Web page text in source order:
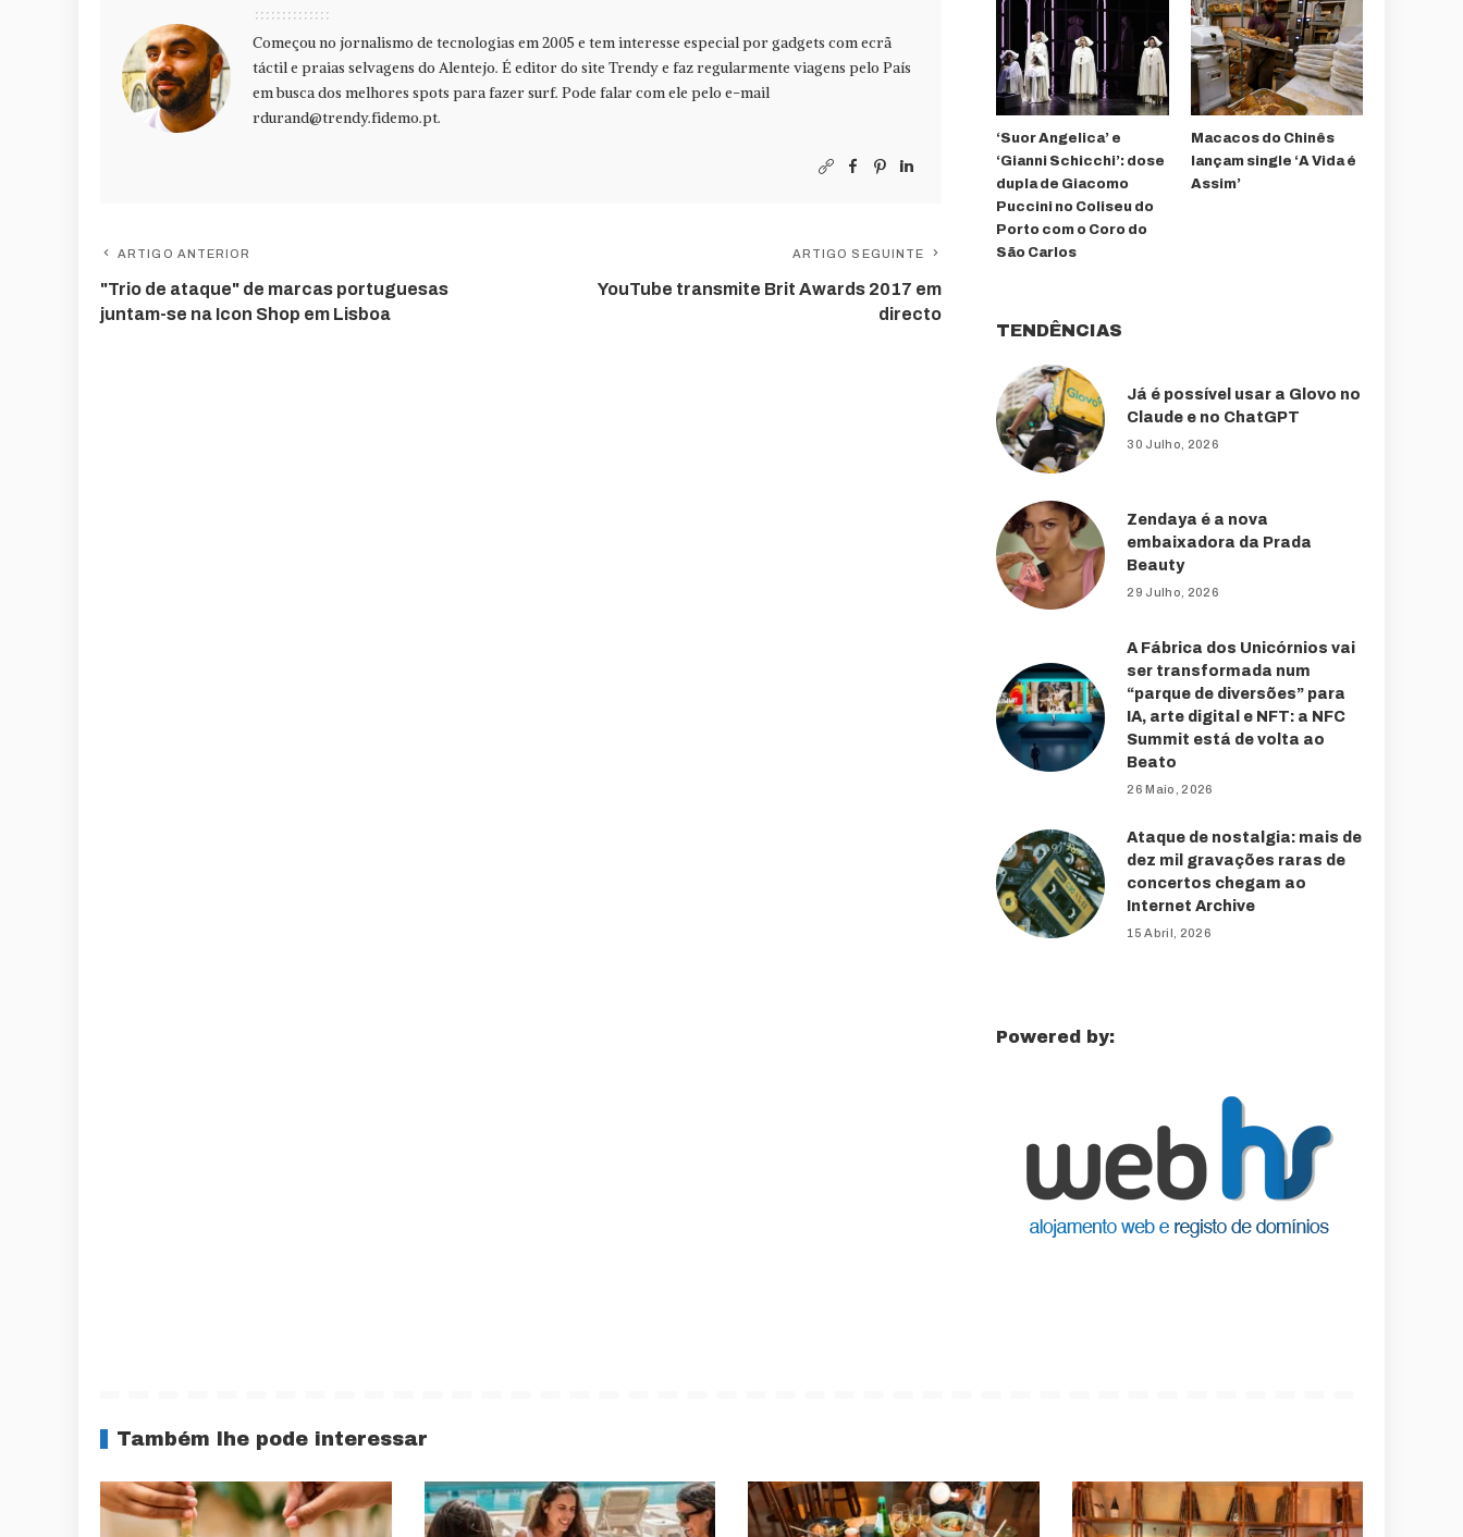
Começou no jornalismo de tecnologias em 2005 e tem interesse especial por gadgets com ecrã
táctil e praias selvagens do Alentejo. É editor do site Trendy e faz regularmente viagens pelo País
em busca dos melhores spots para fazer surf. Pode falar com ele pelo e-mail
rdurand@trendy.fidemo.pt.
ARTIGO ANTERIOR
"Trio de ataque" de marcas portuguesas
juntam-se na Icon Shop em Lisboa
ARTIGO SEGUINTE
YouTube transmite Brit Awards 2017 em
directo
‘Suor Angelica’ e
‘Gianni Schicchi’: dose
dupla de Giacomo
Puccini no Coliseu do
Porto com o Coro do
São Carlos
Macacos do Chinês
lançam single ‘A Vida é
Assim’
TENDÊNCIAS
Já é possível usar a Glovo no
Claude e no ChatGPT
30 Julho, 2026
Zendaya é a nova
embaixadora da Prada
Beauty
29 Julho, 2026
A Fábrica dos Unicórnios vai
ser transformada num
“parque de diversões” para
IA, arte digital e NFT: a NFC
Summit está de volta ao
Beato
26 Maio, 2026
Ataque de nostalgia: mais de
dez mil gravações raras de
concertos chegam ao
Internet Archive
15 Abril, 2026
Powered by:
Também lhe pode interessar